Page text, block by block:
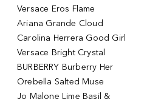
Versace Eros Flame
Ariana Grande Cloud
Carolina Herrera Good Girl
Versace Bright Crystal
BURBERRY Burberry Her
Orebella Salted Muse
Jo Malone Lime Basil &